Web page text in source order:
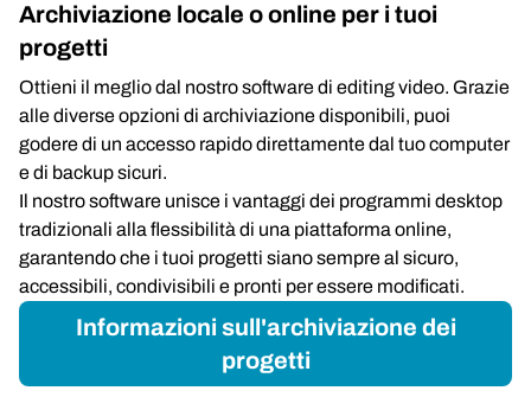
Archiviazione locale o online per i tuoi
progetti
Ottieni il meglio dal nostro software di editing video. Grazie
alle diverse opzioni di archiviazione disponibili, puoi
godere di un accesso rapido direttamente dal tuo computer
e di backup sicuri.
Il nostro software unisce i vantaggi dei programmi desktop
tradizionali alla flessibilità di una piattaforma online,
garantendo che i tuoi progetti siano sempre al sicuro,
accessibili, condivisibili e pronti per essere modificati.
Informazioni sull'archiviazione dei
progetti